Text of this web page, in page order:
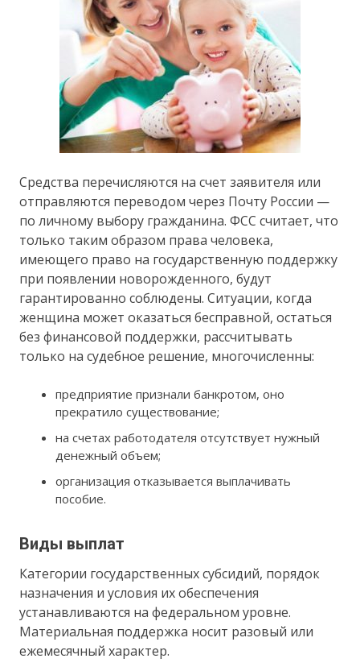
Средства перечисляются на счет заявителя или
отправляются переводом через Почту России —
по личному выбору гражданина. ФСС считает, что
только таким образом права человека,
имеющего право на государственную поддержку
при появлении новорожденного, будут
гарантированно соблюдены. Ситуации, когда
женщина может оказаться бесправной, остаться
без финансовой поддержки, рассчитывать
только на судебное решение, многочисленны:
предприятие признали банкротом, оно
прекратило существование;
на счетах работодателя отсутствует нужный
денежный объем;
организация отказывается выплачивать
пособие.
Виды выплат
Категории государственных субсидий, порядок
назначения и условия их обеспечения
устанавливаются на федеральном уровне.
Материальная поддержка носит разовый или
ежемесячный характер.